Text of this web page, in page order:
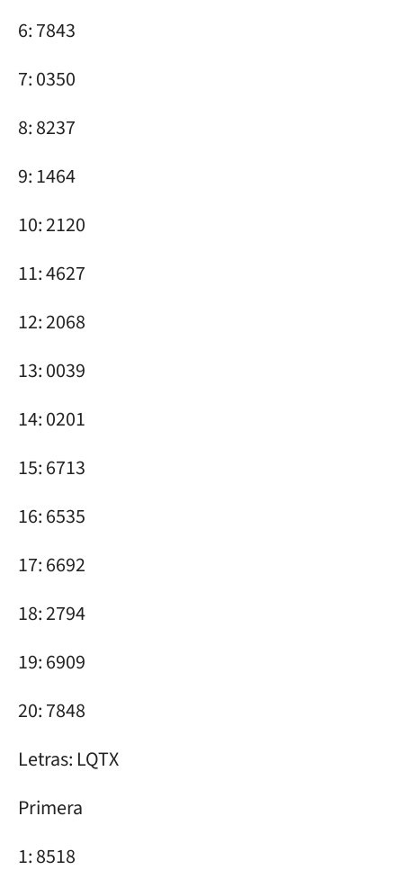
6: 7843
7: 0350
8: 8237
9: 1464
10: 2120
11: 4627
12: 2068
13: 0039
14: 0201
15: 6713
16: 6535
17: 6692
18: 2794
19: 6909
20: 7848
Letras: LQTX
Primera
1: 8518